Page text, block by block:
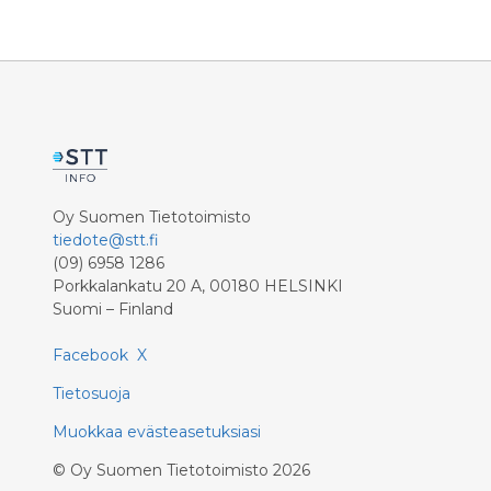
ympäristötekoihin. Ensi vuonna ELY-
kanssa.
sovellus
Oy Suomen Tietotoimisto
tiedote@stt.fi
(09) 6958 1286
Porkkalankatu 20 A, 00180 HELSINKI
Suomi – Finland
Facebook X
Tietosuoja
Muokkaa evästeasetuksiasi
© Oy Suomen Tietotoimisto 2026